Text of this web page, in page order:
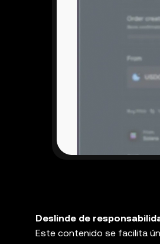
Deslinde de
Este contenido se facilita